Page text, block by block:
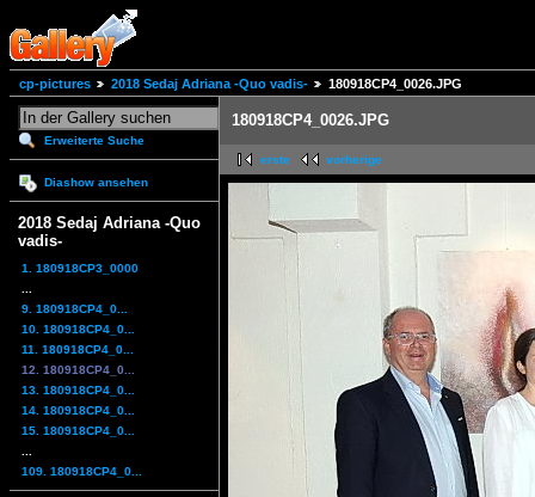
cp-pictures 2018 Sedaj Adriana -Quo vadis- 180918CP4_0026.JPG
Erweiterte Suche
Diashow ansehen
2018 Sedaj Adriana -Quo
vadis-
1. 180918CP3_0000
9. 180918CP4_0...
10. 180918CP4_0...
11. 180918CP4_0...
12. 180918CP4_0...
13. 180918CP4_0...
14. 180918CP4_0...
15. 180918CP4_0...
109. 180918CP4_0...
180918CP4_0026.JPG
erste vorherige